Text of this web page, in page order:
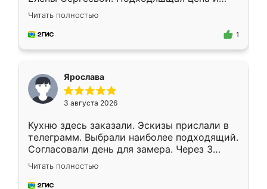
короткие сроки изготовления. Приехавший
для замера сотрудник Владислав
предложил по моему эскизу самый
Читать полностью
1
Ярослава
3 августа 2026
Кухню здесь заказали. Эскизы прислали в
телеграмм. Выбрали наиболее подходящий.
Согласовали день для замера. Через 3
недели кухня была уже готова. Остались
довольны работой. Спасибо Ренессанс
мебель за качественную работу!
Читать полностью